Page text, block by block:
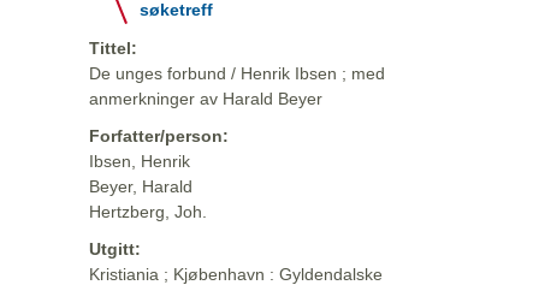
søketreff
Tittel:
De unges forbund / Henrik Ibsen ; med
anmerkninger av Harald Beyer
Forfatter/person:
Ibsen, Henrik
Beyer, Harald
Hertzberg, Joh.
Utgitt:
Kristiania ; Kjøbenhavn : Gyldendalske